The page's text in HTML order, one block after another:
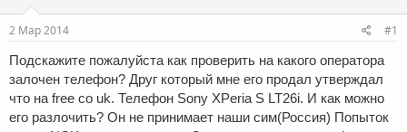
е
м
ы
л
2 Мар 2014
#1
Подскажите пожалуйста как проверить на какого оператора
залочен телефон? Друг который мне его продал утверждал
что на free co uk. Телефон Sony XPeria S LT26i. И как можно
его разлочить? Он не принимает наши сим(Россия) Попыток